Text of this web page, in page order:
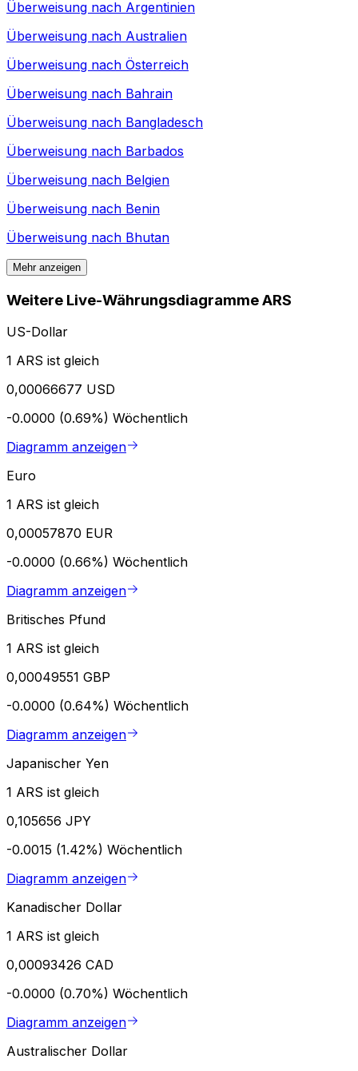
Überweisung nach Argentinien
Überweisung nach Australien
Überweisung nach Österreich
Überweisung nach Bahrain
Überweisung nach Bangladesch
Überweisung nach Barbados
Überweisung nach Belgien
Überweisung nach Benin
Überweisung nach Bhutan
Mehr anzeigen
Weitere Live-Währungsdiagramme ARS
US-Dollar
1 ARS ist gleich
0,00066677 USD
-0.0000 (0.69%) Wöchentlich
Diagramm anzeigen
Euro
1 ARS ist gleich
0,00057870 EUR
-0.0000 (0.66%) Wöchentlich
Diagramm anzeigen
Britisches Pfund
1 ARS ist gleich
0,00049551 GBP
-0.0000 (0.64%) Wöchentlich
Diagramm anzeigen
Japanischer Yen
1 ARS ist gleich
0,105656 JPY
-0.0015 (1.42%) Wöchentlich
Diagramm anzeigen
Kanadischer Dollar
1 ARS ist gleich
0,00093426 CAD
-0.0000 (0.70%) Wöchentlich
Diagramm anzeigen
Australischer Dollar